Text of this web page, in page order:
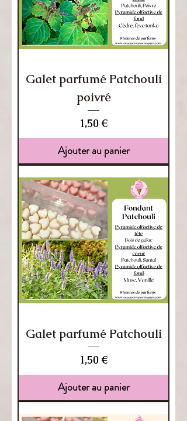
Galet parfumé Patchouli
poivré
Prix
1,50 €
Ajouter au panier
Galet parfumé Patchouli
Prix
1,50 €
Ajouter au panier